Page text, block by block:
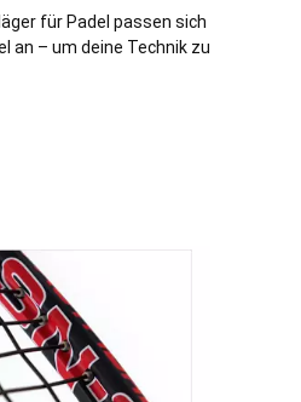
für Padel passen sich
an – um deine Technik zu